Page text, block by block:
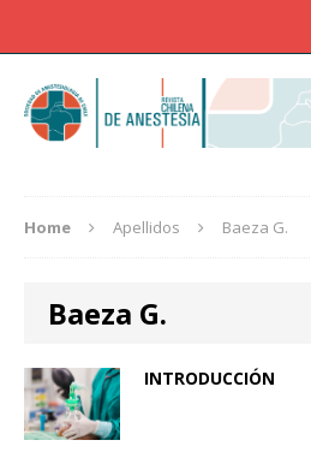
Home Apellidos Baeza G.
Baeza G.
INTRODUCCIÓN